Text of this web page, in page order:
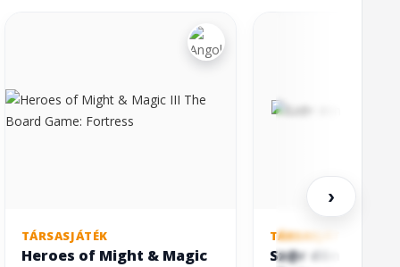
TÁRSASJÁTÉK
Heroes of Might & Magic
TÁRSASJÁTÉK
Sz@r döntések
›